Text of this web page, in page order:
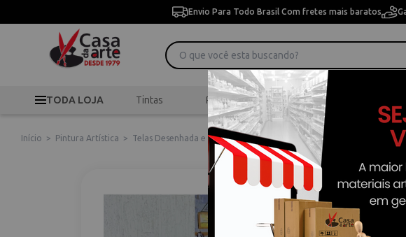
Envio Para Todo Brasil Com fretes mais baratos
TODA LOJA Tintas Pincéis Desenho
Início > Pintura Artística > Telas Desenhada e Riscada Kit para Pintura Numerada em Tela